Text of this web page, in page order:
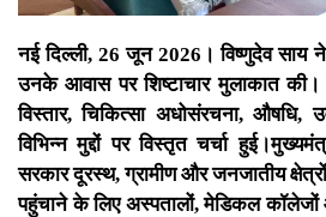
नई दिल्ली, 26 जून 2026। विष्णुदेव साय
उनके आवास पर शिष्टाचार मुलाकात
विस्तार, चिकित्सा अधोसंरचना,
विभिन्न मुद्दों पर विस्तृत चर्चा
सरकार दूरस्थ, ग्रामीण और जनजातीय
पहुंचाने के लिए अस्पतालों, मेडिकल कॉलेजों